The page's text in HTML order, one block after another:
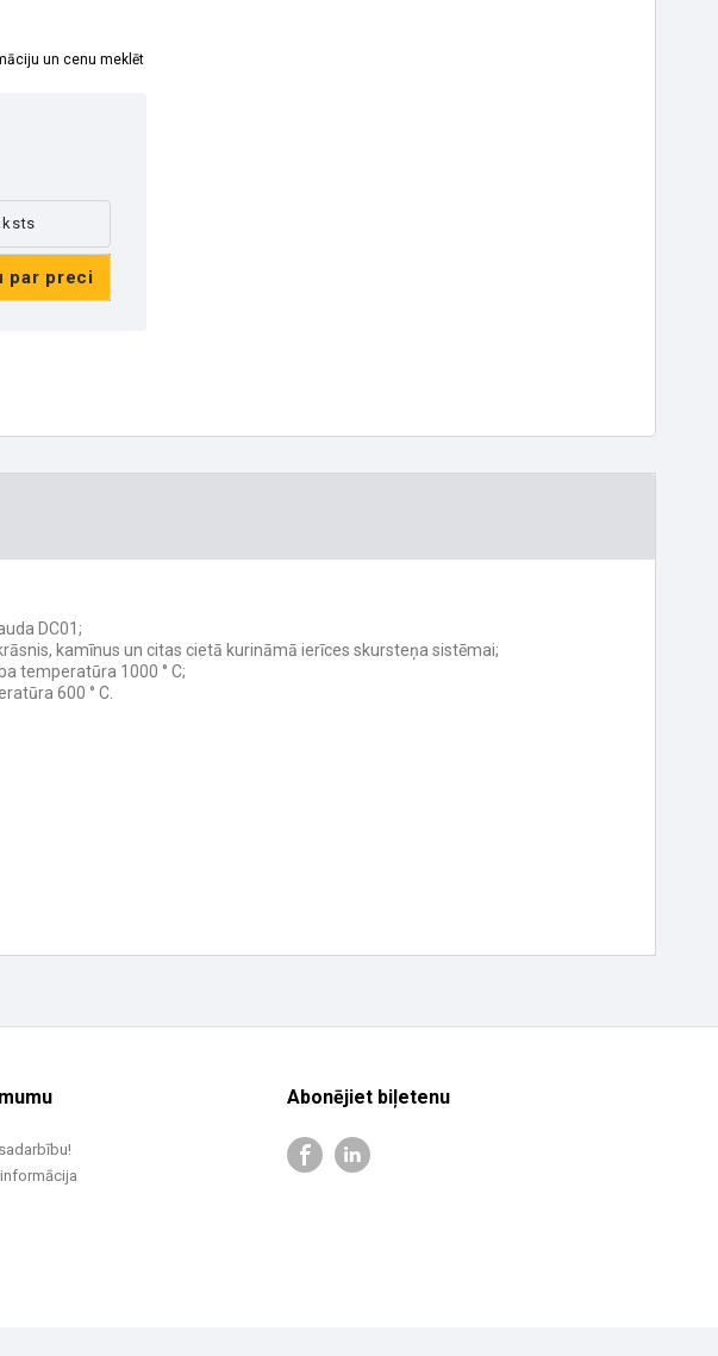
un cenu meklēt
par preci
DC01;
kamīnus un citas cietā kurināmā ierīces skursteņa sistēmai;
temperatūra 1000 ° C;
600 ° C.
Abonējiet biļetenu